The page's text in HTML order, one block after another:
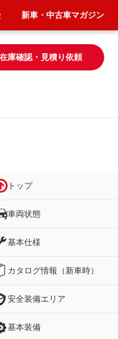
在庫確認・見積り依頼
トップ
車両状態
基本仕様
カタログ情報（新車時）
安全装備エリア
基本装備
新車・中古車マガジン